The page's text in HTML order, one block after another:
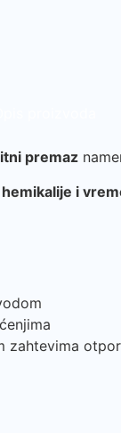
premaz
i
zahtevima